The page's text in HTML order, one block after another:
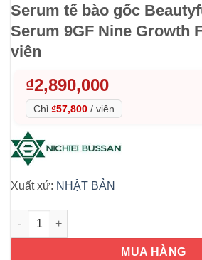
Serum tế bào gốc
Serum 9GF Nine Growth
viên
₫2,890,000
Chỉ ₫57,800 / viên
Xuất xứ: NHẬT BẢN
Serum tế bào gốc Beautyful Habit
MUA HÀNG